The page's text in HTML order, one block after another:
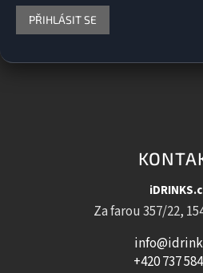
PŘIHLÁSIT SE
Za farou 357/22,
+420 737